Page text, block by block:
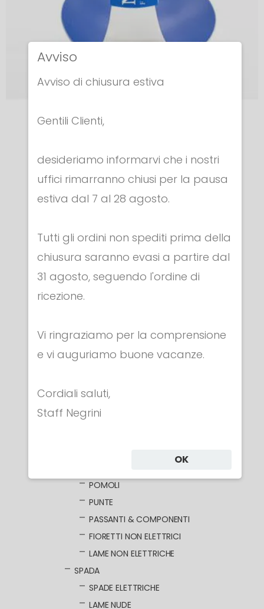
COCCE SCIABOLA
STRONG
€ 47.00
Categorie
ABBIGLIAMENTO
MASCHERE
FIORETTI ELETTRICI
LAME NUDE
POMOLI
PUNTE
PASSANTI & COMPONENTI
FIORETTI NON ELETTRICI
LAME NON ELETTRICHE
SPADA
SPADE ELETTRICHE
LAME NUDE
Avviso
Avviso di chiusura estiva
Gentili Clienti,
desideriamo informarvi che i nostri
uffici rimarranno chiusi per la pausa
estiva dal 7 al 28 agosto.
Tutti gli ordini non spediti prima della
chiusura saranno evasi a partire dal
31 agosto, seguendo l'ordine di
ricezione.
Vi ringraziamo per la comprensione
e vi auguriamo buone vacanze.
Cordiali saluti,
Staff Negrini
OK